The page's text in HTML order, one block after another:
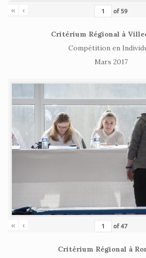
« ‹ of59
Critérium Régional à
Compétition en
Mars 2017
« ‹ of47
Critérium Régional à